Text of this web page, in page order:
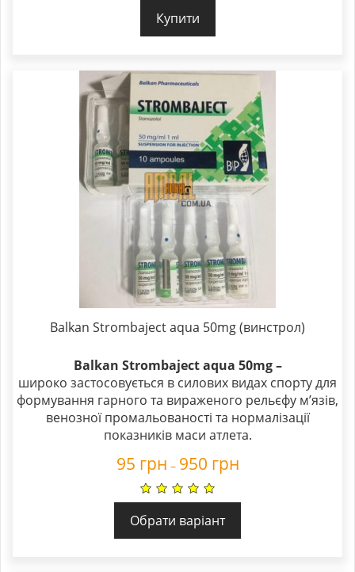
Купити
Balkan Strombaject aqua 50mg (винстрол)
Balkan Strombaject aqua 50mg –
широко застосовується в силових видах спорту для
формування гарного та вираженого рельєфу м’язів,
венозної промальованості та нормалізації
показників маси атлета.
95 грн – 950 грн
Обрати варіант